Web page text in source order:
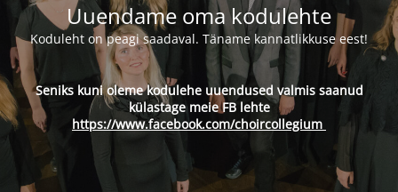
Uuendame oma kodulehte
Koduleht on peagi saadaval. Täname kannatlikkuse eest!
Seniks kuni oleme kodulehe uuendused valmis saanud
külastage meie FB lehte
https://www.facebook.com/choircollegium